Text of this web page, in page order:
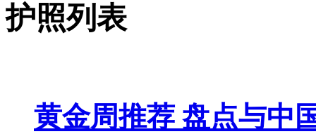
护照列表
黄金周推荐 盘点与中